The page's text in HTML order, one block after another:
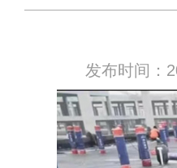
发布时间：